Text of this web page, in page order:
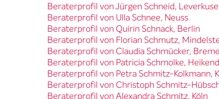
Beraterprofil von Jürgen Schneid,
Beraterprofil von Ulla Schnee, Neuss
Beraterprofil von Quirin Schnack, Berlin
Beraterprofil von Florian Schmutz,
Beraterprofil von Claudia Schmücker,
Beraterprofil von Patricia Schmolke,
Beraterprofil von Petra Schmitz-Kolkmann,
Beraterprofil von Christoph Schmitz-
Beraterprofil von Alexandra Schmitz, Köln